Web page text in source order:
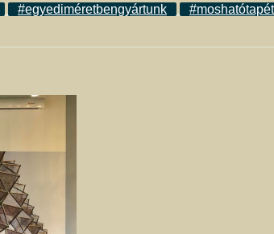
#egyediméretbengyártunk